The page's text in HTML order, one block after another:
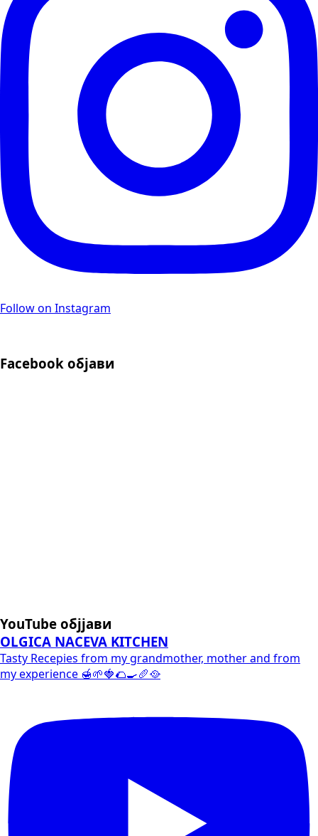
Follow on Instagram
Facebook објави
YouTube објјави
OLGICA NACEVA KITCHEN
Tasty Recepies from my grandmother, mother and from
my experience 🍯🌱🍓🌮🍳🥖🥘